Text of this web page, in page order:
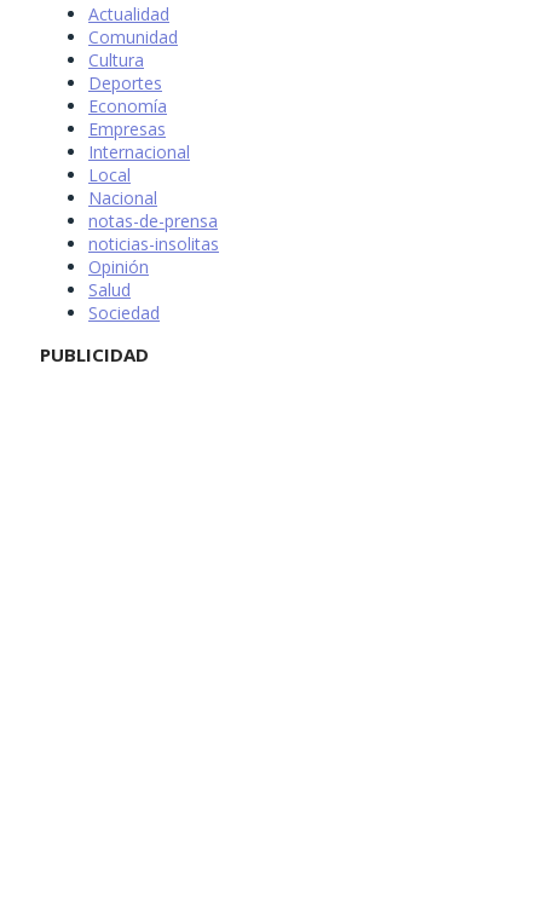
Actualidad
Comunidad
Cultura
Deportes
Economía
Empresas
Internacional
Local
Nacional
notas-de-prensa
noticias-insolitas
Opinión
Salud
Sociedad
PUBLICIDAD